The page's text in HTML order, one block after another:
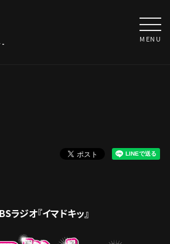
MENU
ラジオ『イマドキッ』